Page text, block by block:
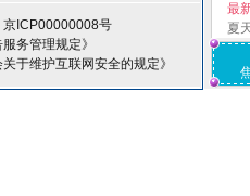
ICP00000008号
务管理规定》
于维护互联网安全的规定》
最
夏